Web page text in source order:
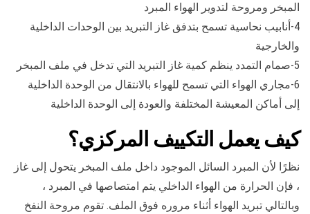
المبخر ومروحة لتدوير الهواء المبرد
4-أنابيب نحاسية تسمح بتدفق غاز التبريد بين الوحدات الداخلية
والخارجية
5-صمام التمدد ينظم كمية غاز التبريد التي تدخل في ملف المبخر
6-مجاري الهواء التي تسمح للهواء بالانتقال من الوحدة الداخلية
إلى أماكن المعيشة المختلفة والعودة إلى الوحدة الداخلية
كيف يعمل التكييف المركزي؟
نظرًا لأن المبرد السائل الموجود داخل ملف المبخر يتحول إلى غاز
، فإن الحرارة من الهواء الداخلي يتم امتصاصها في المبرد ،
وبالتالي تبريد الهواء أثناء مروره فوق الملف. تقوم مروحة النفخ